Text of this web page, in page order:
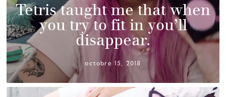
Tetris taught me that when
you try to fit in you’ll
disappear.
octobre 15, 2018